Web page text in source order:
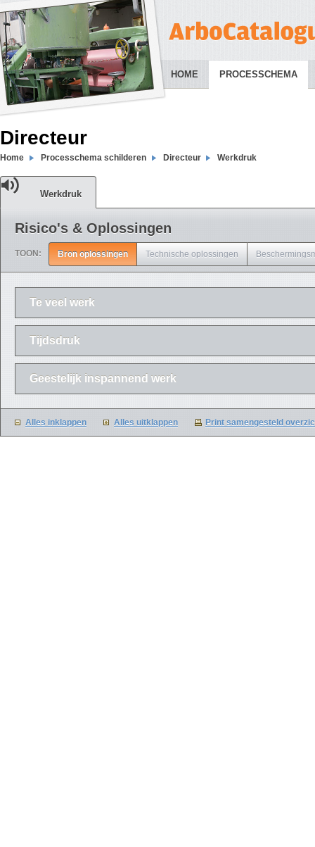
HOME PROCESSCHEMA
Directeur
Home Processchema schilderen Directeur Werkdruk
Werkdruk
Risico's & Oplossingen
TOON: Bron oplossingen Technische oplossingen
Te veel werk
Tijdsdruk
Geestelijk inspannend werk
Alles inklappen Alles uitklappen Print samengesteld